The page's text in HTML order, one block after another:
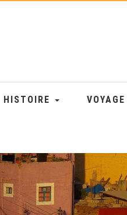
HISTOIRE VOYAGE